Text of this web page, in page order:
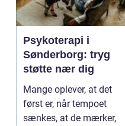
Psykoterapi i
Sønderborg: tryg
støtte nær dig
Mange oplever, at det
først er, når tempoet
sænkes, at de mærker,